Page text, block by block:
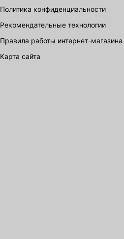
Политика конфиденциальности
Рекомендательные технологии
Правила работы интернет-магазина
карта сайта